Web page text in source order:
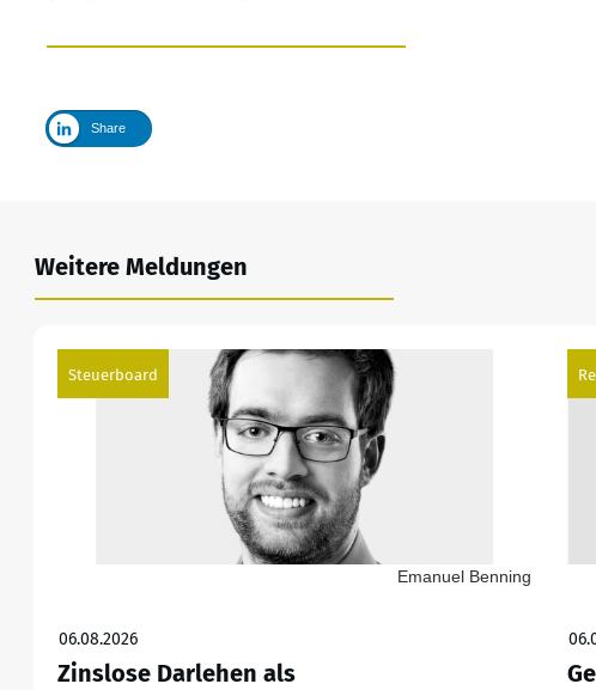
Share
Weitere Meldungen
Steuerboard
Emanuel Benning
06.08.2026
Zinslose Darlehen als